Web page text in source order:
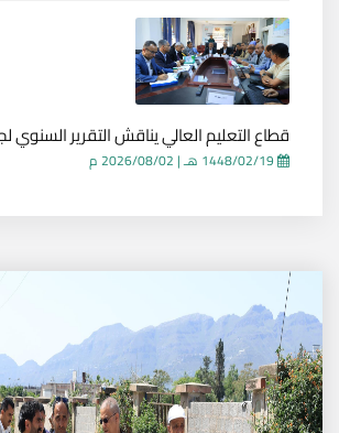
قطاع التعليم العالي يناقش التقرير السنوي
| 2026/08/02 م